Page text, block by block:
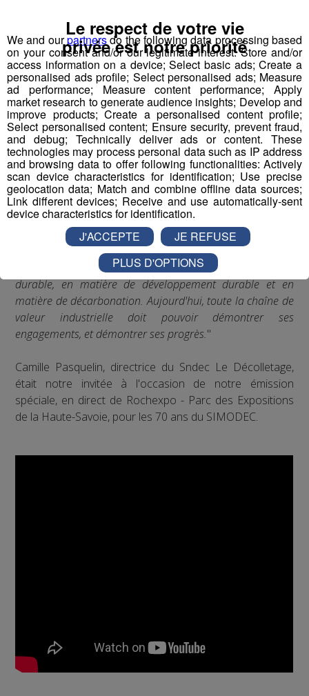
Interview de Camille Pasquelin -
Directrice du SNDEC
Le business ne se fera pas si l'entreprise ne peut pas
démontrer ses engagements en matière d'industrie
durable, en matière de développement durable et en
matière de décarbonation. Aujourd'hui, toute la chaîne de
valeur industrielle doit pouvoir démontrer ses
engagements, et démontrer ses progrès."
Camille Pasquelin, directrice du Sndec Le Décolletage,
était notre invitée à l'occasion de notre émission
spéciale, en direct de Rochexpo - Parc des Expositions
de la Haute-Savoie, pour les 70 ans du SIMODEC.
We and ourpartnersdo the following data processing based
on your consent and/or our legitimate interest: Store and/or
access information on a device; Select basic ads; Create a
personalised ads profile; Select personalised ads; Measure
ad performance; Measure content performance; Apply
market research to generate audience insights; Develop and
improve products; Create a personalised content profile;
Select personalised content; Ensure security, prevent fraud,
and debug; Technically deliver ads or content. These
technologies may process personal data such as IP address
and browsing data to offer following functionalities: Actively
scan device characteristics for identification; Use precise
geolocation data; Match and combine offline data sources;
Link different devices; Receive and use automatically-sent
device characteristics for identification.
Le respect de votre vie
privée est notre priorité
J'ACCEPTE
JE REFUSE
PLUS D'OPTIONS